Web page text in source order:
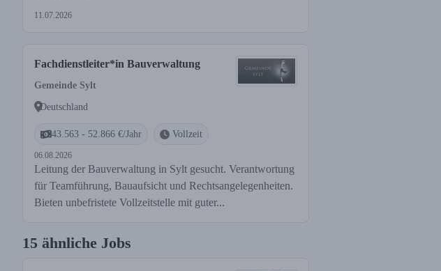
11.07.2026
Fachdienstleiter*in Bauverwaltung
Gemeinde Sylt
Deutschland
43.563 - 52.866 €/Jahr Vollzeit
06.08.2026
Leitung der Bauverwaltung in Sylt gesucht. Verantwortung
für Teamführung, Bauaufsicht und Rechtsangelegenheiten.
Bieten unbefristete Vollzeitstelle mit guter...
15 ähnliche Jobs